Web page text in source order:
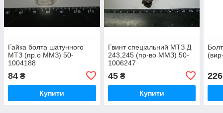
Гайка болта шатунного
МТЗ (пр.о ММЗ) 50-
1004188
84 ₴
Купити
Гвинт спеціальний МТЗ Д
243,245 (пр-во ММЗ) 50-
1006247
45₴
Купити
226